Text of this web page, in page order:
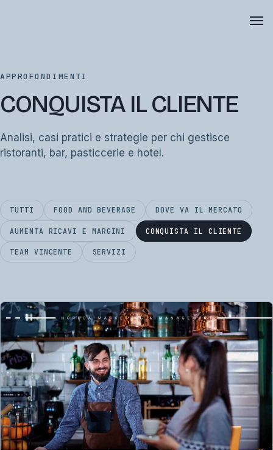
APPROFONDIMENTI
CONQUISTA IL CLIENTE
Analisi, casi pratici e strategie per chi gestisce
ristoranti, bar, pasticcerie e hotel.
TUTTI FOOD AND BEVERAGE DOVE VA IL MERCATO
AUMENTA RICAVI E MARGINI CONQUISTA IL CLIENTE
TEAM VINCENTE SERVIZI